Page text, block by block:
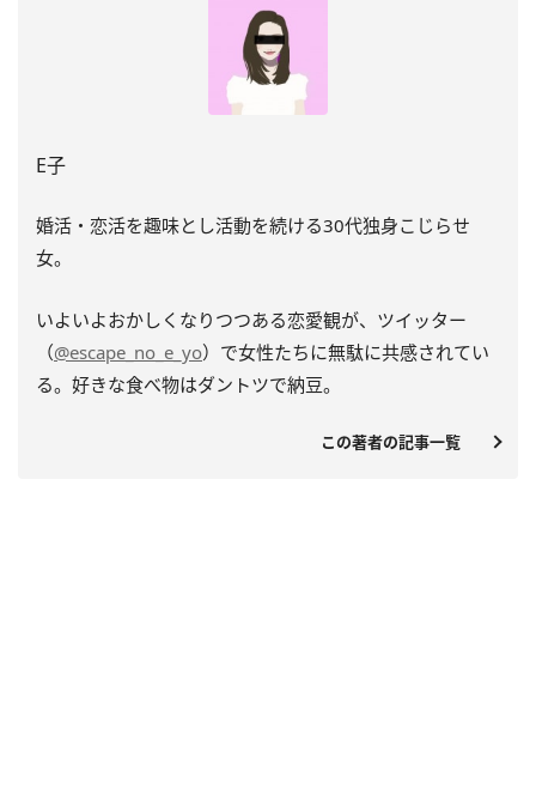
E子
婚活・恋活を趣味とし活動を続ける30代独身こじらせ
女。
いよいよおかしくなりつつある恋愛観が、ツイッター
（@escape_no_e_yo）で女性たちに無駄に共感されてい
る。好きな食べ物はダントツで納豆。
この著者の記事一覧